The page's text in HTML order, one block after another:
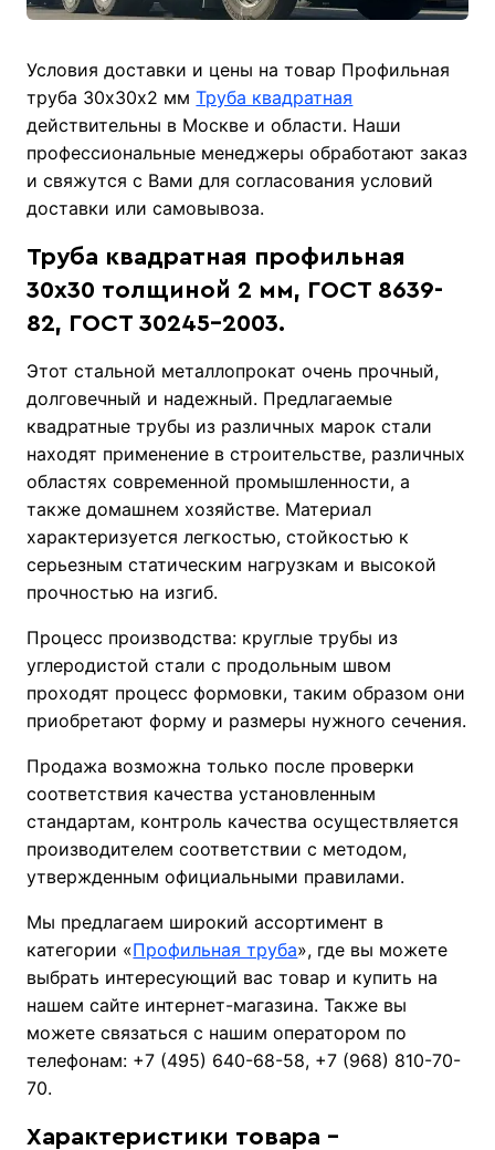
Условия доставки и цены на товар Профильная
труба 30х30х2 ммТруба квадратная
действительны в Москве и области. Наши
профессиональные менеджеры обработают заказ
и свяжутся с Вами для согласования условий
доставки или самовывоза.
Труба квадратная профильная
30х30 толщиной 2 мм, ГОСТ 8639-
82, ГОСТ 30245-2003.
Этот стальной металлопрокат очень прочный,
долговечный и надежный. Предлагаемые
квадратные трубы из различных марок стали
находят применение в строительстве, различных
областях современной промышленности, а
также домашнем хозяйстве. Материал
характеризуется легкостью, стойкостью к
серьезным статическим нагрузкам и высокой
прочностью на изгиб.
Процесс производства: круглые трубы из
углеродистой стали с продольным швом
проходят процесс формовки, таким образом они
приобретают форму и размеры нужного сечения.
Продажа возможна только после проверки
соответствия качества установленным
стандартам, контроль качества осуществляется
производителем соответствии с методом,
утвержденным официальными правилами.
Мы предлагаем широкий ассортимент в
категории «Профильная труба», где вы можете
выбрать интересующий вас товар и купить на
нашем сайте интернет-магазина. Также вы
можете связаться с нашим оператором по
телефонам: +7 (495) 640-68-58, +7 (968) 810-70-
70.
Характеристики товара -